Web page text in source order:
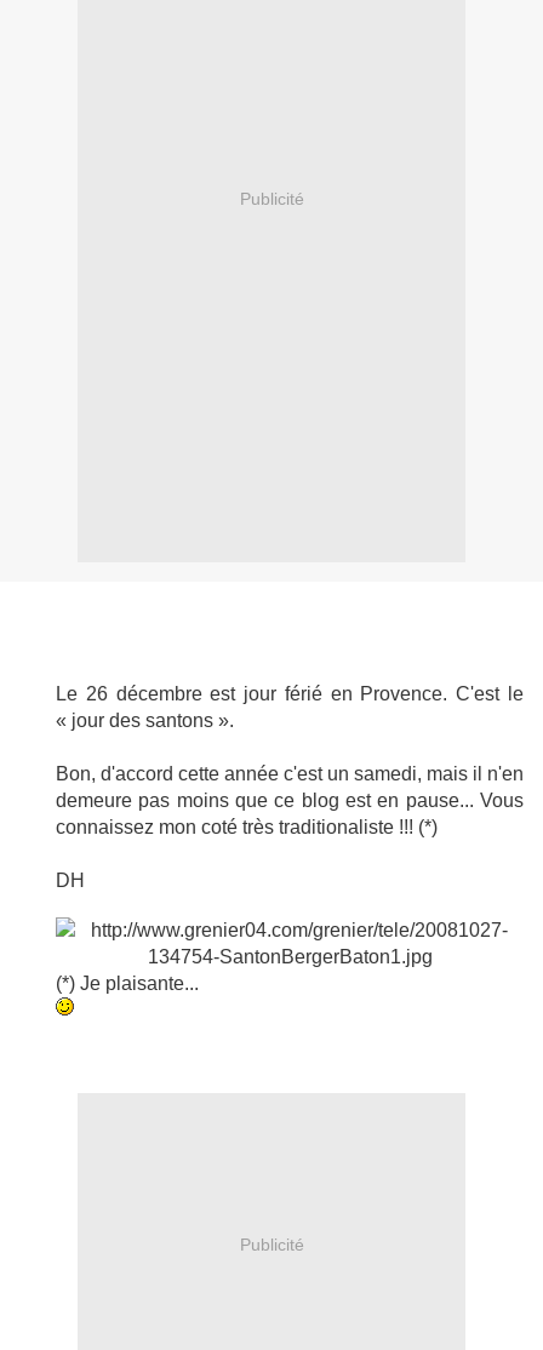
Publicité
Le 26 décembre est jour férié en Provence. C'est le
« jour des santons ».
Bon, d'accord cette année c'est un samedi, mais il n'en
demeure pas moins que ce blog est en pause... Vous
connaissez mon coté très traditionaliste !!! (*)
DH
(*) Je plaisante...
Publicité